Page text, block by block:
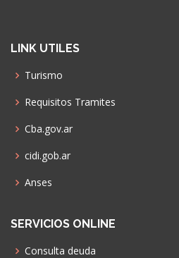
LINK UTILES
Turismo
Requisitos Tramites
Cba.gov.ar
cidi.gob.ar
Anses
SERVICIOS ONLINE
Consulta deuda